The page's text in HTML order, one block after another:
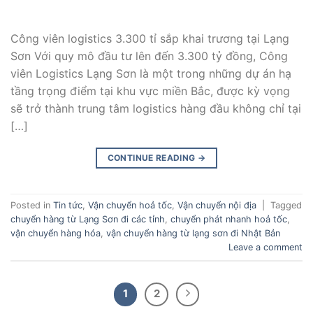
Công viên logistics 3.300 tỉ sắp khai trương tại Lạng
Sơn Với quy mô đầu tư lên đến 3.300 tỷ đồng, Công
viên Logistics Lạng Sơn là một trong những dự án hạ
tầng trọng điểm tại khu vực miền Bắc, được kỳ vọng
sẽ trở thành trung tâm logistics hàng đầu không chỉ tại
[…]
CONTINUE READING →
Posted in Tin tức, Vận chuyển hoả tốc, Vận chuyển nội địa
Tagged
chuyển hàng từ Lạng Sơn đi các tỉnh, chuyển phát nhanh hoả tốc,
vận chuyển hàng hóa, vận chuyển hàng từ lạng sơn đi Nhật Bản
Leave a comment
1 2